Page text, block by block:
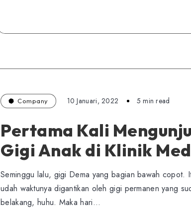
Company 10 Januari, 2022 5 min read
Pertama Kali
Gigi Anak di Klinik
Seminggu lalu, gigi Dema yang bagian bawah copot.
udah waktunya digantikan oleh gigi permanen yang
belakang, huhu. Maka hari…